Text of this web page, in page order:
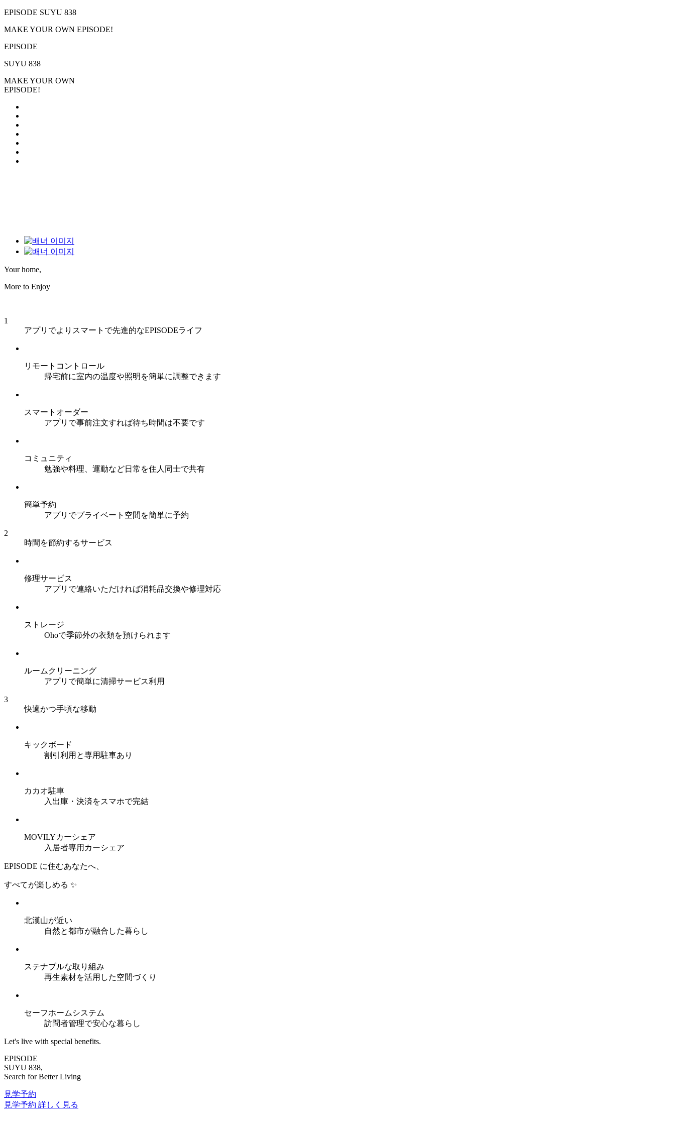
EPISODE SUYU 838
MAKE YOUR OWN EPISODE!
EPISODE
SUYU 838
MAKE YOUR OWN
EPISODE!
Your home,
More to Enjoy
1
アプリでよりスマートで先進的なEPISODEライフ
リモートコントロール
帰宅前に室内の温度や照明を簡単に調整できます
スマートオーダー
アプリで事前注文すれば待ち時間は不要です
コミュニティ
勉強や料理、運動など日常を住人同士で共有
簡単予約
アプリでプライベート空間を簡単に予約
2
時間を節約するサービス
修理サービス
アプリで連絡いただければ消耗品交換や修理対応
ストレージ
Ohoで季節外の衣類を預けられます
ルームクリーニング
アプリで簡単に清掃サービス利用
3
快適かつ手頃な移動
キックボード
割引利用と専用駐車あり
カカオ駐車
入出庫・決済をスマホで完結
MOVILYカーシェア
入居者専用カーシェア
EPISODE に住むあなたへ、
すべてが楽しめる ✨
北漢山が近い
自然と都市が融合した暮らし
ステナブルな取り組み
再生素材を活用した空間づくり
セーフホームシステム
訪問者管理で安心な暮らし
Let's live with special benefits.
EPISODE
SUYU 838,
Search for Better Living
見学予約
見学予約 詳しく見る